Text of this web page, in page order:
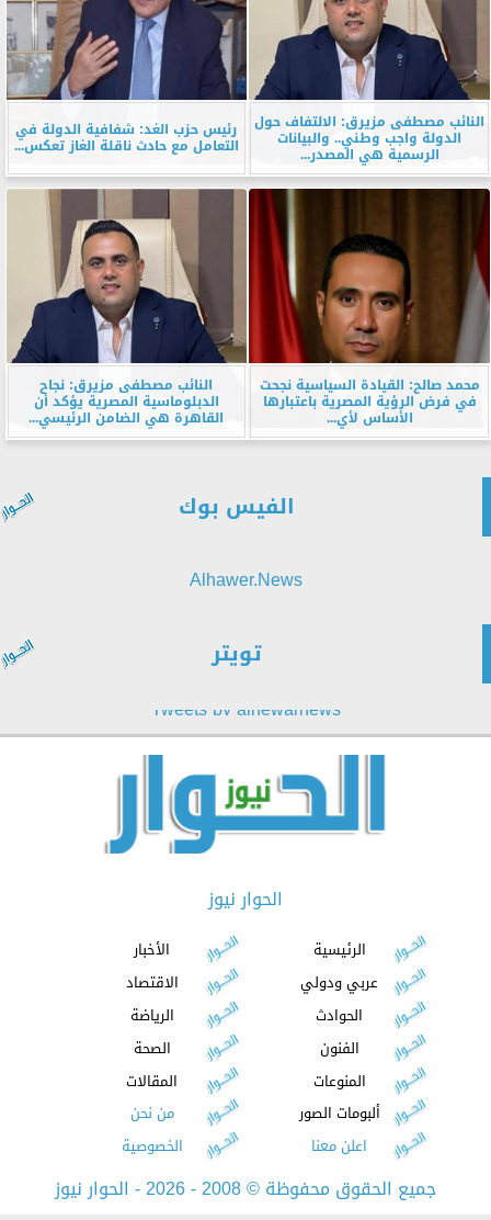
النائب مصطفى مزيرق: الالتفاف حول
الدولة واجب وطني.. والبيانات
الرسمية هي المصدر...
رئيس حزب الغد: شفافية الدولة في
التعامل مع حادث ناقلة الغاز تعكس...
محمد صالح: القيادة السياسية نجحت
في فرض الرؤية المصرية باعتبارها
الأساس لأي...
النائب مصطفى مزيرق: نجاح
الدبلوماسية المصرية يؤكد أن
القاهرة هي الضامن الرئيسي...
الفيس بوك
Alhawer.News
تويتر
Tweets by alhewarnews
الحوار نيوز
الرئيسية
الأخبار
عربي ودولي
الاقتصاد
الحوادث
الرياضة
الفنون
الصحة
المنوعات
المقالات
ألبومات الصور
من نحن
اعلن معنا
الخصوصية
جميع الحقوق محفوظة©